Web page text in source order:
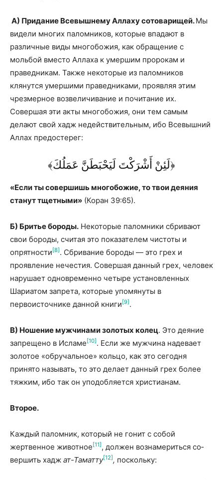
А) Придание Всевышнему Аллаху сотовари­щей.Мы
видели многих паломников, которые впадают в
различные виды многобожия, как обращение с
мольбой вместо Аллаха к умершим пророкам и
праведникам. Также некоторые из паломников
клянутся умершими праведниками, проявляя этим
чрезмерное возвеличивание и почитание их.
Совершая эти акты многобожия, они тем самым
делают свой хадж недействительным, ибо Всевышний
Аллах предостерег:
﴿لَئِنْ أَشْرَكْتَ لَيَحْبَطَنَّ عَمَلُكَ﴾
«Если ты совершишь многобожие, то твои деяния
станут тщетными» (Коран 39:65).
Б) Бритье бороды. Некоторые паломники сбривают
свои бороды, считая это показателем чистоты и
опрятности [8] . Сбривание бороды — это грех и
проявление нечестия. Совершая данный грех, человек
нарушает одновременно четыре установ­ленных
Шариатом запрета, которые упомянуты в
первоисточнике данной книги [9] .
В) Ношение мужчинами золотых колец. Это деяние
запрещено в Исламе [10] . Если же мужчина надевает
золотое «обручальное» кольцо, как это сегодня
принято называть, то это делает данный грех более
тяжким, ибо так он уподобляется христианам.
Второе.
Каждый паломник, который не гонит с собой
жертвенное животное [11] , должен вознамериться со­
вершить хадж ат-Таматту[12] , поскольку: